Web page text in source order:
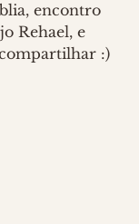
encontro
Rehael, e
:)